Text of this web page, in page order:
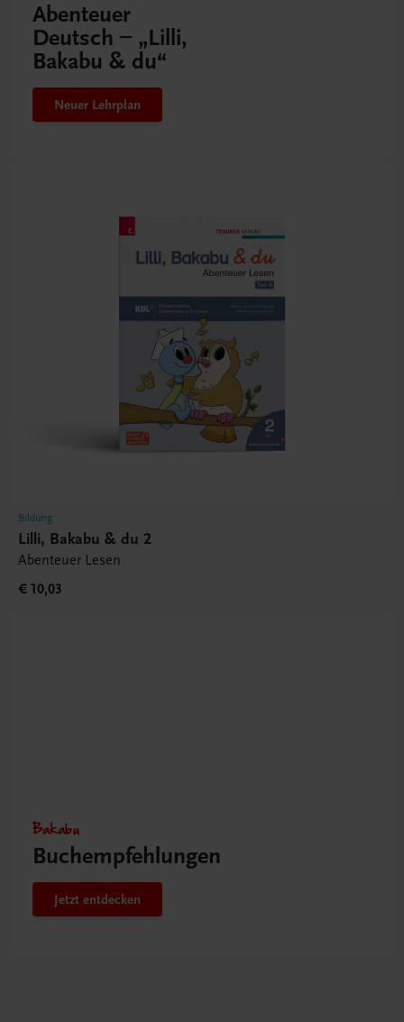
Abenteuer
Deutsch – „Lilli,
Bakabu & du“
Neuer Lehrplan
Bildung
Lilli, Bakabu & du 2
Abenteuer Lesen
€ 10,03
Bakabu
Buchempfehlungen
Jetzt entdecken